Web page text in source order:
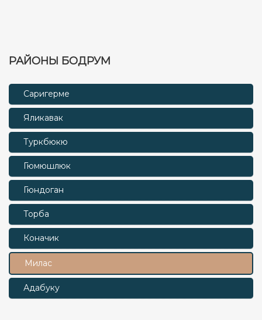
РАЙОНЫ БОДРУМ
Саригерме
Яликавак
Туркбюкю
Гюмюшлюк
Гюндоган
Торба
Коначик
Милас
Адабуку